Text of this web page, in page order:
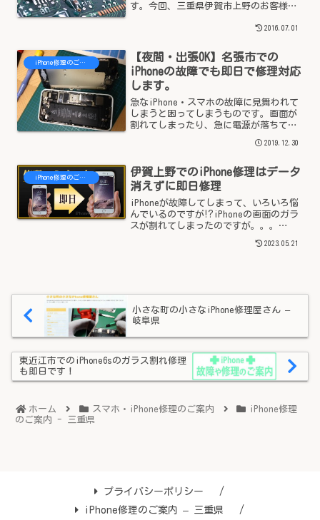
す。今回、三重県伊賀市上野のお客様よ
ことで修理のご依頼を頂きました。今回
きました。iP...
2016.07.01
iPhone修理のご案内 - 三重県
【夜間・出張OK】名張市での
iPhoneの故障でも即日で修理対応
します。
急なiPhone・スマホの故障に見舞われて
しまうと困ってしまうものです。画面が
割れてしまったり、急に電源が落ちてし
と不安になってしまうものです。そんな
す。iPhoneの画...
2019.12.30
iPhone修理のご案内 - 三重県
伊賀上野でのiPhone修理はデータ
消えずに即日修理
iPhoneが故障してしまって、いろいろ悩
んでいるのですが⁉iPhoneの画面のガラ
スが割れてしまったのですが。。。
おかしくなったのですが。。。電話帳と
2023.05.21
小さな町の小さなiPhone修理屋さん –
岐阜県
東近江市でのiPhone6sのガラス割れ修理
も即日です！
ホーム スマホ・iPhone修理のご案内
iPhone修理
のご案内 - 三重県
プライバシーポリシー
iPhone修理のご案内 – 三重県